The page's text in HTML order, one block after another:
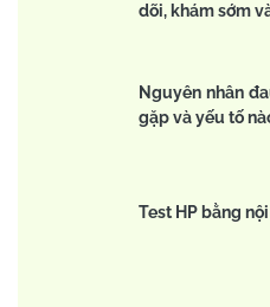
dõi, khám sớm
Nguyên nhân
gặp và yếu tố
Test HP bằng